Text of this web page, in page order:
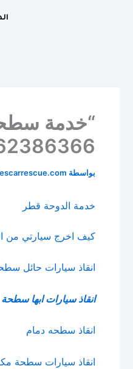
بواسطة
خدمة الدوحة قطر
كيف اخرج سيارتي من
انقاذ سيارات حائل
انقاذ سيارات ابها سطحة
انقاذ سطحه دمام
انقاذ سيارات سطحة